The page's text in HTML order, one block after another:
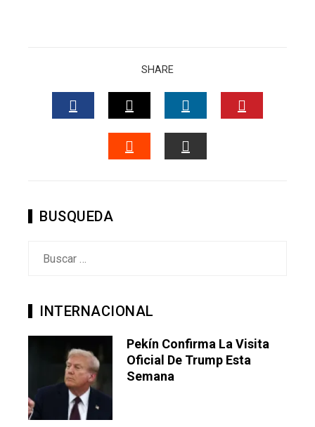
SHARE
FACEBOOKTWITTERLINKEDIN
BUSQUEDA
INTERNACIONAL
Pekín Confirma La Visita
Oficial De Trump Esta
Semana